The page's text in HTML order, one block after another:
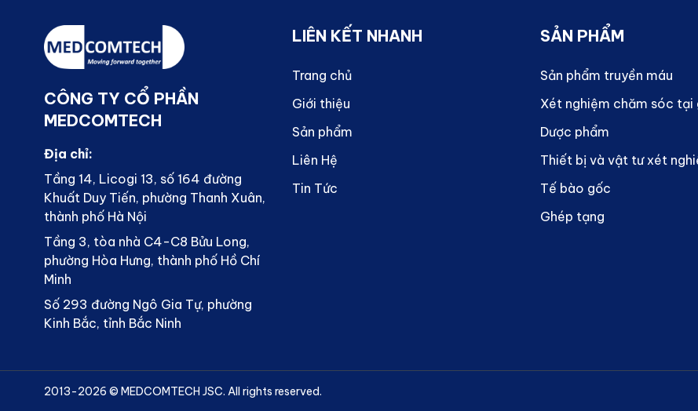
CÔNG TY CỔ PHẦN
MEDCOMTECH
Địa chỉ:
Tầng 14, Licogi 13, số 164 đường
Khuất Duy Tiến, phường Thanh Xuân,
thành phố Hà Nội
Tầng 3, tòa nhà C4-C8 Bửu Long,
phường Hòa Hưng, thành phố Hồ Chí
Minh
Số 293 đường Ngô Gia Tự, phường
Kinh Bắc, tỉnh Bắc Ninh
LIÊN KẾT NHANH
Trang chủ
Giới thiệu
Sản phẩm
Liên Hệ
Tin Tức
SẢN PHẨM
Sản phẩm truyền máu
Xét nghiệm chăm sóc tại
Dược phẩm
Thiết bị và vật tư xét
Tế bào gốc
Ghép tạng
2013-2026 © MEDCOMTECH JSC. All rights reserved.